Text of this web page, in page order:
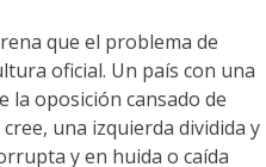
que el problema de
oficial. Un país con una
la oposición cansado de
una izquierda dividida y
y en huida o caída